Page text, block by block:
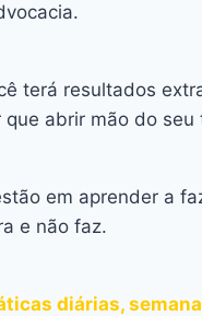
terá resultados
abrir mão do
em aprender a
e não faz.
diárias,